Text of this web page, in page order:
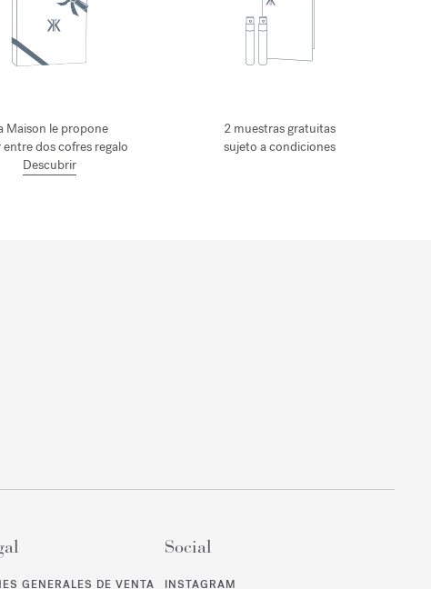
Maison le propone
entre dos cofres regalo
Descubrir
2 muestras gratuitas
sujeto a condiciones
GENERALES DE VENTA
Social
INSTAGRAM